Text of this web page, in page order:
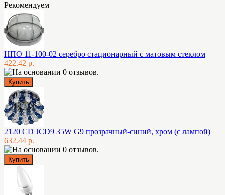
Рекомендуем
НПО 11-100-02 серебро стационарный с матовым стеклом
422.42 р.
2120 CD JCD9 35W G9 прозрачный-синий, хром (с лампой)
632.44 р.